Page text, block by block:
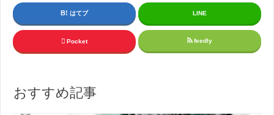
はてブ LINE
Pocket feedly
おすすめ記事